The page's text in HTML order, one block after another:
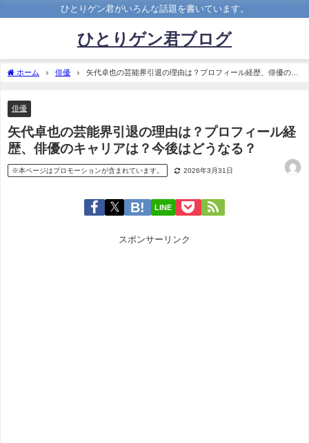
ひとりゲン君がいろんな話題を書いています。
ひとりゲン君ブログ
ホーム 俳優
矢代卓也の芸能界引退の理由は？プロフィール経歴、俳優のキ
俳優
矢代卓也の芸能界引退の理由は？プロフィール経
歴、俳優のキャリアは？今後はどうなる？
※本ページはプロモーションが含まれています。 2026年3月31日
LINE
スポンサーリンク